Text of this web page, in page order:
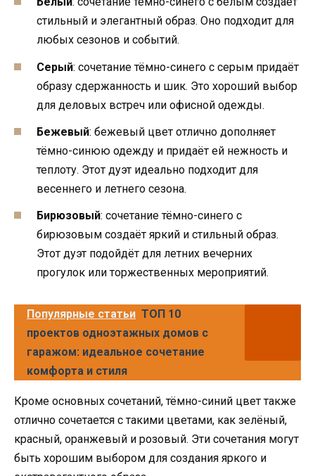
стильный и элегантный образ. Оно подходит для
любых сезонов и событий.
Серый: сочетание тёмно-синего с серым придаёт
образу сдержанность и шик. Это хороший выбор
для деловых встреч или офисной одежды.
Бежевый: бежевый цвет отлично дополняет
тёмно-синюю одежду и придаёт ей нежность и
теплоту. Этот дуэт идеально подходит для
весеннего и летнего сезона.
Бирюзовый: сочетание тёмно-синего с
бирюзовым создаёт яркий и стильный образ.
Этот дуэт подойдёт для летних вечерних
прогулок или торжественных мероприятий.
Популярные статьи ТОП 10
проектов одноэтажных домов с
гаражом: идеальное сочетание
комфорта и стиля
Кроме основных сочетаний, тёмно-синий цвет также
отлично сочетается с такими цветами, как зелёный,
красный, оранжевый и розовый. Эти сочетания могут
быть хорошим выбором для создания яркого и